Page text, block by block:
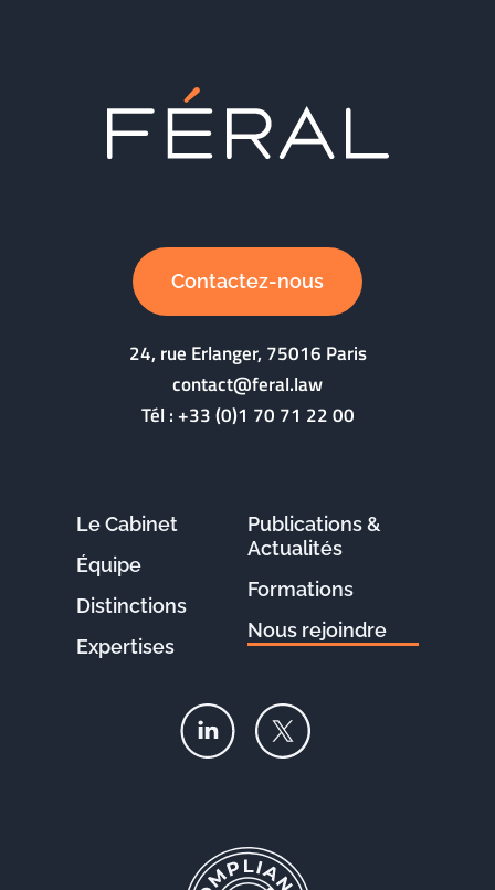
Contactez-nous
24, rue Erlanger, 75016 Paris
contact@feral.law
Tél :+33 (0)1 70 71 22 00
Le Cabinet
Équipe
Distinctions
Expertises
Publications &
Actualités
Formations
Nous rejoindre